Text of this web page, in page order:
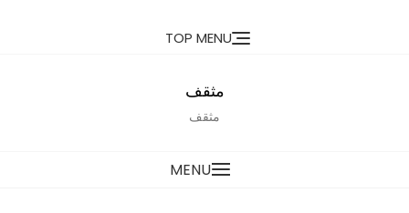
TOP MENU
مثقف
مثقف
MENU